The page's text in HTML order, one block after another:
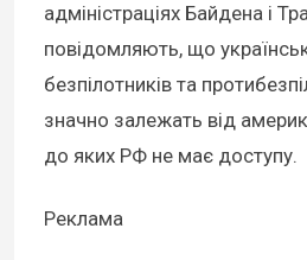
адміністраціях Байдена і
повідомляють, що
безпілотників та
значно залежать від
до яких РФ не має доступу.
Реклама